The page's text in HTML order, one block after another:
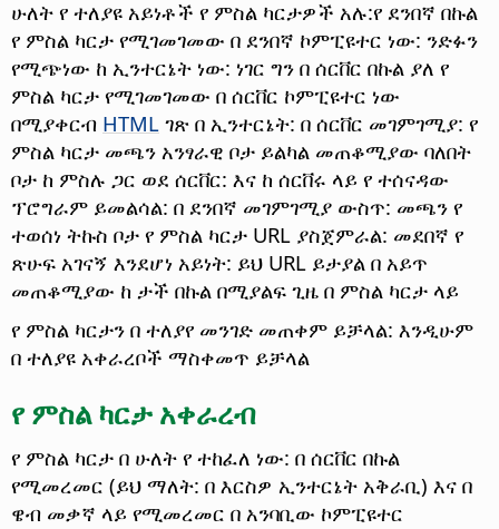
ሁለት የ ተለያዩ አይነቶች የ ምስል ካርታዎች አሉ:የ ደንበኛ በኩል
የ ምስል ካርታ የሚገመገመው በ ደንበኛ ኮምፒዩተር ነው: ንድፉን
የሚጭነው ከ ኢንተርኔት ነው: ነገር ግን በ ሰርቨር በኩል ያለ የ
ምስል ካርታ የሚገመገመው በ ሰርቨር ኮምፒዩተር ነው
በሚያቀርብ HTML ገጽ በ ኢንተርኔት: በ ሰርቨር መገምገሚያ: የ
ምስል ካርታ መጫን አንፃራዊ ቦታ ይልካል መጠቆሚያው ባለበት
ቦታ ከ ምስሉ ጋር ወደ ሰርቨር: እና ከ ሰርቨሩ ላይ የ ተሰናዳው
ፕሮግራም ይመልሳል: በ ደንበኛ መገምገሚያ ውስጥ: መጫን የ
ተወሰነ ትኩስ ቦታ የ ምስል ካርታ URL ያስጀምራል: መደበኛ የ
ጽሁፍ አገናኝ እንደሆነ አይነት: ይህ URL ይታያል በ አይጥ
መጠቆሚያው ከ ታች በኩል በሚያልፍ ጊዜ በ ምስል ካርታ ላይ
የ ምስል ካርታን በ ተለያየ መንገድ መጠቀም ይቻላል: እንዲሁም
በ ተለያዩ አቀራረቦች ማስቀመጥ ይቻላል
የ ምስል ካርታ አቀራረብ
የ ምስል ካርታ በ ሁለት የ ተከፈለ ነው: በ ሰርቨር በኩል
የሚመረመር (ይህ ማለት: በ እርስዎ ኢንተርኔት አቅራቢ) እና በ
ዌብ መቃኛ ላይ የሚመረመር በ አንባቢው ኮምፒዩተር